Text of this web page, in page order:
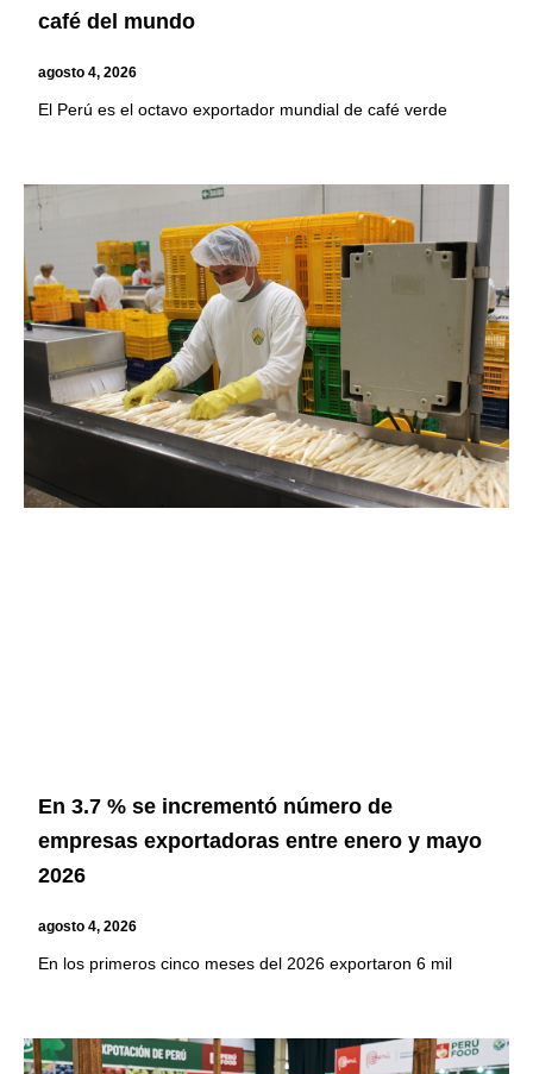
café del mundo
agosto 4, 2026
El Perú es el octavo exportador mundial de café verde
En 3.7 % se incrementó número de
empresas exportadoras entre enero y mayo
2026
agosto 4, 2026
En los primeros cinco meses del 2026 exportaron 6 mil